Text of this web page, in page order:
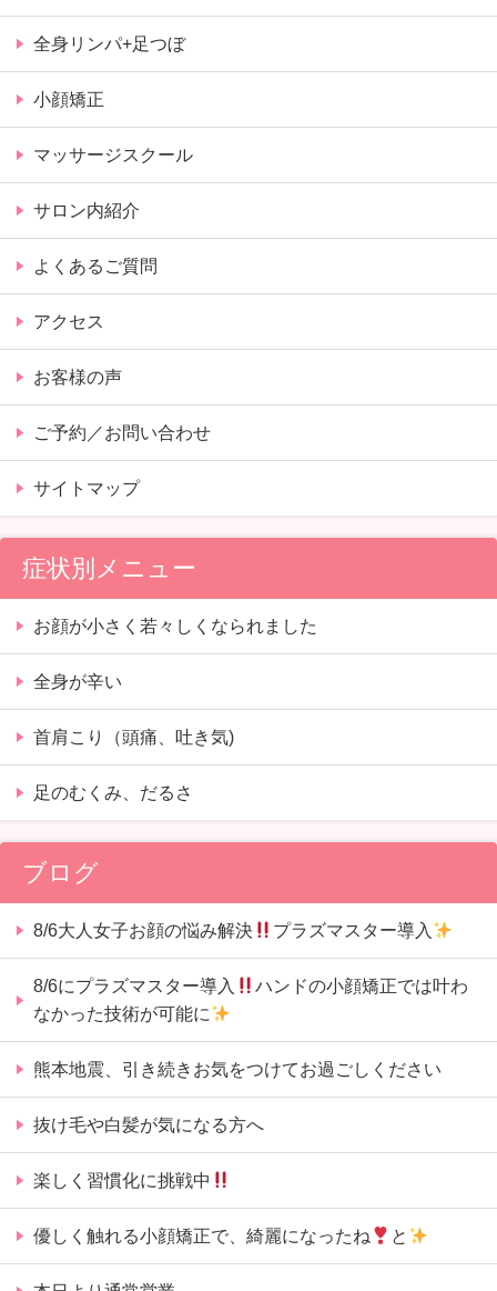
全身リンパ+足つぼ
小顔矯正
マッサージスクール
サロン内紹介
よくあるご質問
アクセス
お客様の声
ご予約／お問い合わせ
サイトマップ
症状別メニュー
お顔が小さく若々しくなられました
全身が辛い
首肩こり（頭痛、吐き気)
足のむくみ、だるさ
ブログ
8/6大人女子お顔の悩み解決 プラズマスター導入
8/6にプラズマスター導入
ハンドの小顔矯正では叶わ
なかった技術が可能に
熊本地震、引き続きお気をつけてお過ごしください
抜け毛や白髪が気になる方へ
楽しく習慣化に挑戦中
優しく触れる小顔矯正で、綺麗になったね と